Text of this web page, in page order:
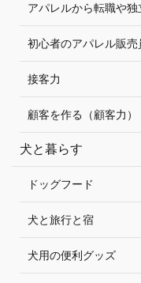
アパレルから転職や
初心者のアパレル販売
接客力
顧客を作る（顧客力）
犬と暮らす
ドッグフード
犬と旅行と宿
犬用の便利グッズ